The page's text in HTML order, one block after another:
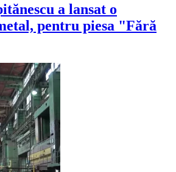
a lansat o
pentru piesa "Fără